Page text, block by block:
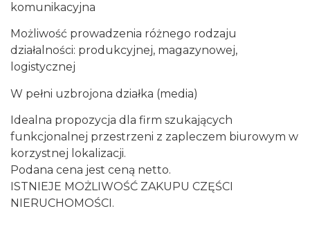
komunikacyjna
Możliwość prowadzenia różnego rodzaju
działalności: produkcyjnej, magazynowej,
logistycznej
W pełni uzbrojona działka (media)
Idealna propozycja dla firm szukających
funkcjonalnej przestrzeni z zapleczem biurowym w
korzystnej lokalizacji.
Podana cena jest ceną netto.
ISTNIEJE MOŻLIWOŚĆ ZAKUPU CZĘŚCI
NIERUCHOMOŚCI.